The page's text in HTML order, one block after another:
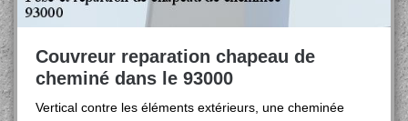
Couvreur reparation chapeau de
cheminé dans le 93000
Vertical contre les éléments extérieurs, une cheminée